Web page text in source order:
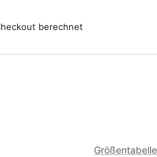
berechnet
Größentabelle